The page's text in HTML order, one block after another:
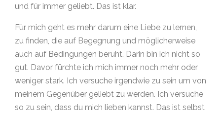
und für immer geliebt. Das ist klar.
Für mich geht es mehr darum eine Liebe zu lernen,
zu finden, die auf Begegnung und möglicherweise
auch auf Bedingungen beruht. Darin bin ich nicht so
gut. Davor fürchte ich mich immer noch mehr oder
weniger stark. Ich versuche irgendwie zu sein um von
meinem Gegenüber geliebt zu werden. Ich versuche
so zu sein, dass du mich lieben kannst. Das ist selbst